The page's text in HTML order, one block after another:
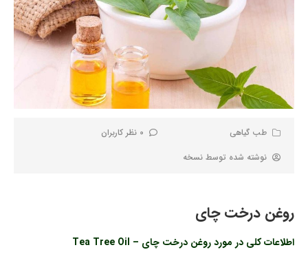
طب گیاهی
0 نظر کاربران
نوشته شده توسط نسخه
روغن درخت چای
اطلاعات کلی در مورد روغن درخت چای – Tea Tree Oil